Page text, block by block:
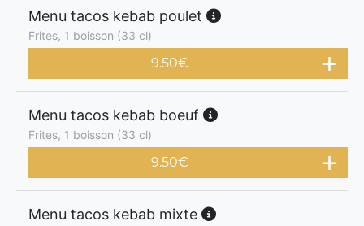
Menu tacos kebab poulet
Frites, 1 boisson (33 cl)
9.50€
Menu tacos kebab boeuf
Frites, 1 boisson (33 cl)
9.50€
Menu tacos kebab mixte